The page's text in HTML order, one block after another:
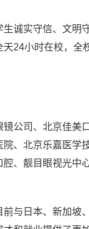
生诚实守信、文明
天24小时在校，全
镜公司、北京佳美
院、北京乐嘉医学
腔、靓目眼视光中
前与日本、新加坡